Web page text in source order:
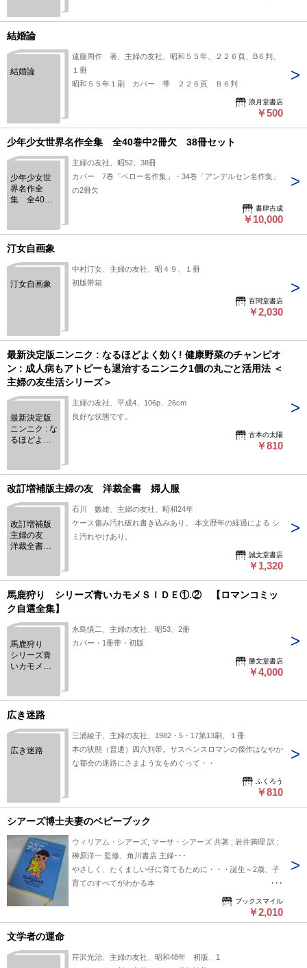
結婚論
結婚論
遠藤周作 著、主婦の友社、昭和５５年、２２６頁、B６判、
１冊
昭和５５年１刷 カバー 帯 ２２６頁 Ｂ６判
浪月堂書店
￥500
少年少女世界名作全集 全40巻中2冊欠 38冊セット
少年少女世
界名作全
集 全40巻
主婦の友社、昭52、38冊
カバー 7巻「ペロー名作集」・34巻「アンデルセン名作集」
の2冊欠
書肆吉成
￥10,000
汀女自画象
汀女自画象
中村汀女、主婦の友社、昭４９、１冊
初版帯箱
百間堂書店
￥2,030
最新決定版ニンニク : なるほどよく効く! 健康野菜のチャンピオ
ン : 成人病もアトピーも退治するニンニク1個の丸ごと活用法 ＜
主婦の友生活シリーズ＞
最新決定版
ニンニク : な
るほどよく
ピオン : 成人
病もアトピ
ーも退治す
るニンニク1
活用法 ＜主
婦の友生活
シリーズ＞
主婦の友社、平成4、106p、26cm
良好な状態です。
古本の太陽
￥810
改訂増補版主婦の友 洋裁全書 婦人服
改訂増補版
主婦の友
洋裁全書
石川 數雄、主婦の友社、昭和24年
ケース傷み汚れ破れ書き込みあり。 本文歴年の経過による シ
ミ汚れやけあり。
誠文堂書店
￥1,320
馬鹿狩り シリーズ青いカモメＳＩＤＥ①.② 【ロマンコミッ
ク自選全集】
馬鹿狩り
シリーズ青
いカモメＳ
マンコミッ
ク自選全
集】
永島慎二、主婦の友社、昭53、2冊
カバー・1冊帯・初版
勝文堂書店
￥4,000
広き迷路
広き迷路
三浦綾子、主婦の友社、1982・5・17第13刷、１冊
本の状態（普通）四六判帯。サスペンスロマンの傑作はなやか
な都会の迷路にさまよう女をめぐって・・
ふくろう
￥810
シアーズ博士夫妻のベビーブック
ウィリアム・シアーズ, マーサ・シアーズ 共著 ; 岩井満理 訳 ;
榊原洋一 監修、角川書店 主婦･･･
やさしく、たくましい仔に育てるために・・・誕生～2歳、子
育てのすべてがわかる本
誕生後の寝かしつけかたなど必要事項はすべて網羅していま
新生児を迎える家族に必須本
ブックスマイル
￥2,010
文学者の運命
芹沢光治、主婦の友社、昭和48年 初版、1